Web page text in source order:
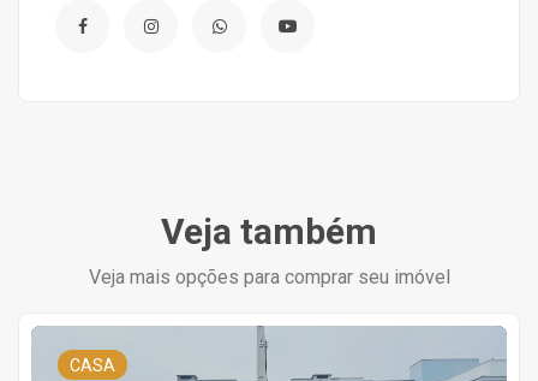
Veja também
Veja mais opções para comprar seu imóvel
CASA